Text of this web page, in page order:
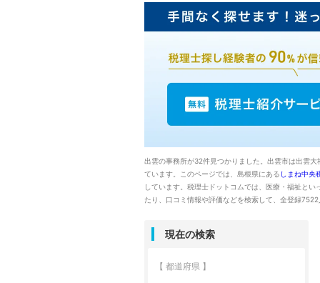
出雲の事務所が32件見つかりました。出雲市は出雲
ています。このページでは、島根県にある しまね中
しています。税理士ドットコムでは、医療・福祉と
たり、口コミ情報や評価などを検索して、全登録
現在の検索
【 都道府県 】